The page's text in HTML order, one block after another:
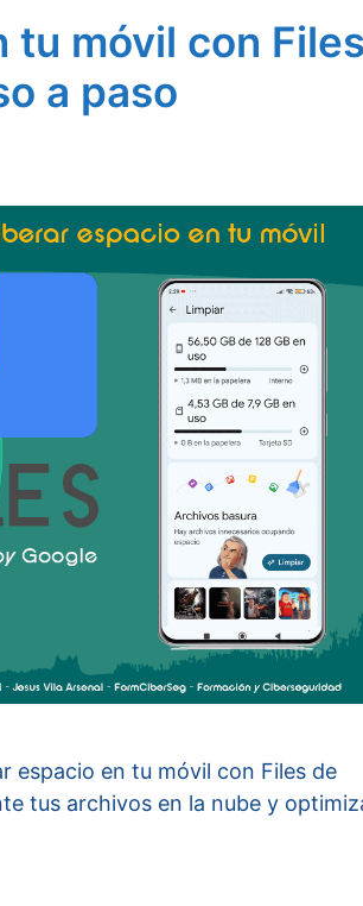
tu móvil con Files
a paso
espacio en tu móvil con Files de
tus archivos en la nube y